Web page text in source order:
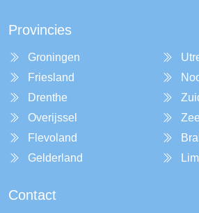
Provincies
Groningen
Friesland
Drenthe
Overijssel
Flevoland
Gelderland
Contact